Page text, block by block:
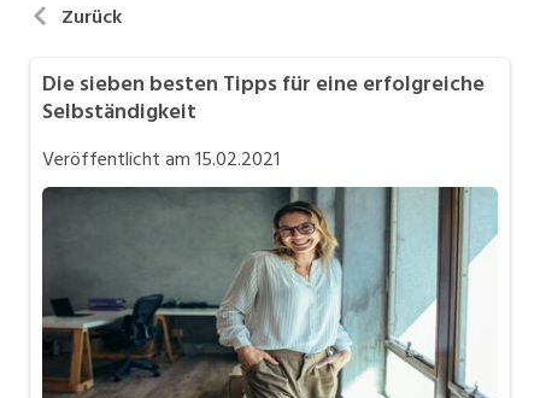
Karriere allgemein
Personalpolitik / MA-Rekrutierung
Teilzeit / Flexible Arbeitsmodelle
Zurück
Die sieben besten Tipps für eine erfolgreiche
Selbständigkeit
Veröffentlicht am15.02.2021